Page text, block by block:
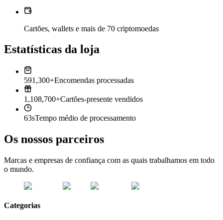
Cartões, wallets e mais de 70 criptomoedas
Estatísticas da loja
591,300+Encomendas processadas
1,108,700+Cartões-presente vendidos
63sTempo médio de processamento
Os nossos parceiros
Marcas e empresas de confiança com as quais trabalhamos em todo
o mundo.
Categorias